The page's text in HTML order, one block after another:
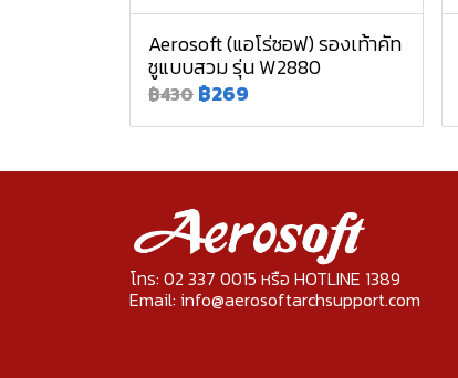
Aerosoft (แอโร่ซอฟ) รองเท้าคัท
ชูแบบสวม รุ่น W2880
฿430 ฿269
โทร: 02 337 0015 หรือ HOTLINE 1389
Email: info@aerosoftarchsupport.com